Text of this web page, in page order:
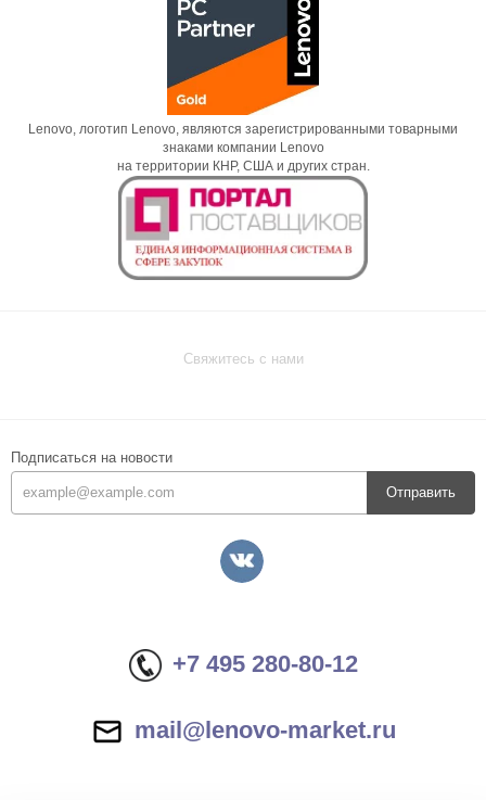
Lenovo, логотип Lenovo, являются зарегистрированными товарными
знаками компании Lenovo
на территории КНР, США и других стран.
Свяжитесь с нами
Подписаться на новости
Отправить
+7 495 280-80-12
mail@lenovo-market.ru